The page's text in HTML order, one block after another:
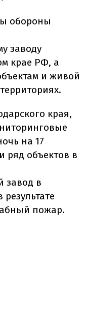
обороны
заводу
крае РФ, а
и живой
края,
на 17
ряд объектов в
завод в
пожар.